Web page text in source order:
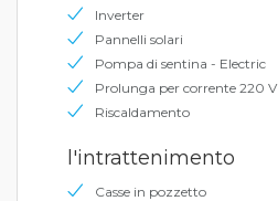
Inverter
Pannelli solari
Pompa di sentina - Electric
Prolunga per corrente 220 V
Riscaldamento
l'intrattenimento
Casse in pozzetto